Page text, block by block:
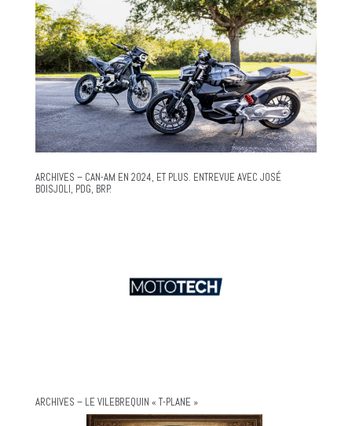
ARCHIVES – CAN-AM EN 2024, ET PLUS. ENTREVUE AVEC JOSÉ
BOISJOLI, PDG, BRP.
ARCHIVES – LE VILEBREQUIN « T-PLANE »